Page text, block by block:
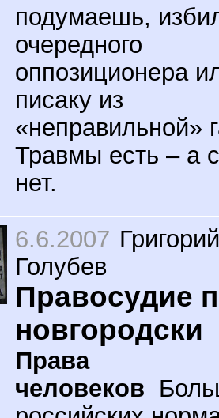
подумаешь,
очередного
оппозиционера
писаку из
«неправильной»
Травмы есть – а
нет.
6.6.2007 Григорий
Голубев
Правосудие
новгородски
Права
человеков